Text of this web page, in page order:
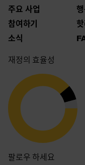
주요 사업
참여하기
소식
재정의 효율성
팔로우 하세요